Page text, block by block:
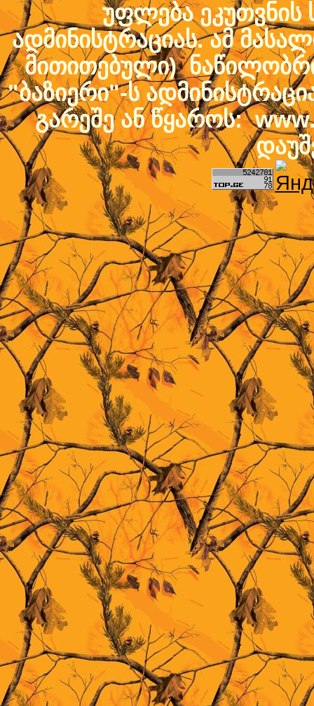
უფლება ეკუთვნის
ადმინისტრაციას. ამ
მითითებული)
"ბაზიერი"-ს
გარეშე ან წყაროს: